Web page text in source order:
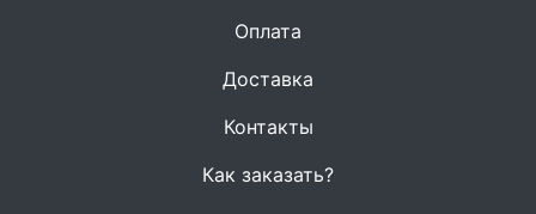
Оплата
Доставка
Контакты
Как заказать?